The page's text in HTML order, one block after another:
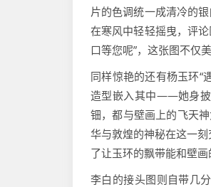
片的色调统一成清冷的
在寒风中轻轻摇曳，评
口等您呢”，这张图不仅
同样惊艳的还有杨玉环“
造型嵌入其中——她身披
钿，都与壁画上的飞天
华与敦煌的神秘在这一
了让玉环的飘带能和壁
李白的接头图则自带几